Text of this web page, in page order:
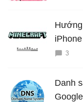
iPhone
3
Danh